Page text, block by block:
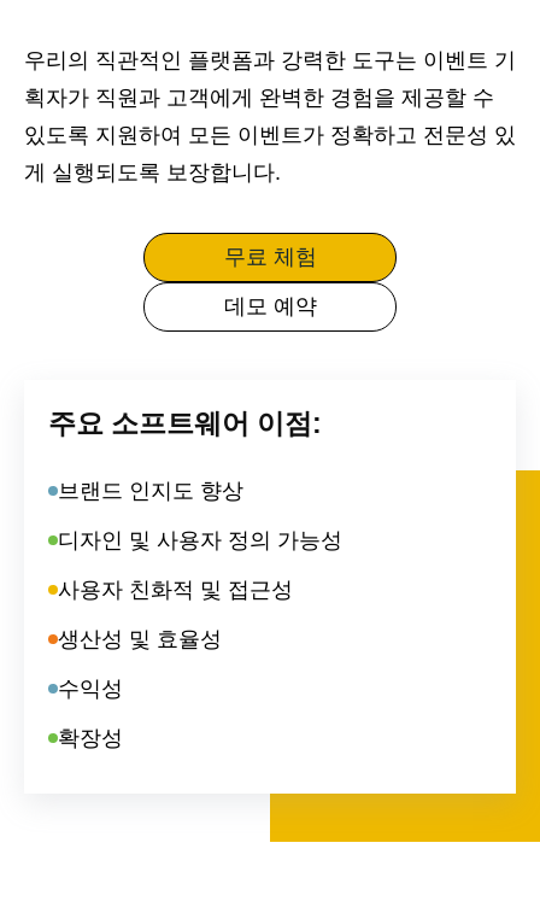
우리의 직관적인 플랫폼과 강력한 도구는 이벤트 기
획자가 직원과 고객에게 완벽한 경험을 제공할 수
있도록 지원하여 모든 이벤트가 정확하고 전문성 있
게 실행되도록 보장합니다.
무료 체험
데모 예약
주요 소프트웨어 이점:
브랜드 인지도 향상
디자인 및 사용자 정의 가능성
사용자 친화적 및 접근성
생산성 및 효율성
수익성
확장성